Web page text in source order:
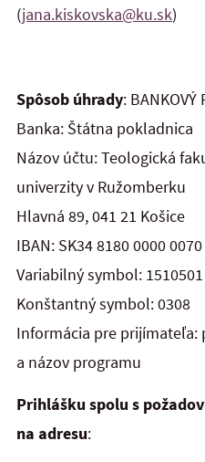
(jana.kiskovska@ku.sk)
Spôsob úhrady: BANKOVÝ
Banka: Štátna pokladnica
Názov účtu: Teologická
univerzity v Ružomberku
Hlavná 89, 041 21 Košice
IBAN: SK34 8180 0000
Variabilný symbol: 1510501
Konštantný symbol: 0308
Informácia pre prijímateľa:
a názov programu
Prihlášku spolu s
na adresu: